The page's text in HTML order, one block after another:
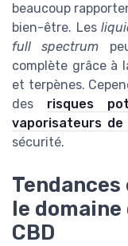
beaucoup
bien-être. Les
full spectrum
complète grâce à
et terpènes.
des risques
vaporisateurs de
sécurité.
le
CBD